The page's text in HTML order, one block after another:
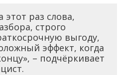
этот раз слова,
строго
выгоду,
эффект, когда
– подчёркивает